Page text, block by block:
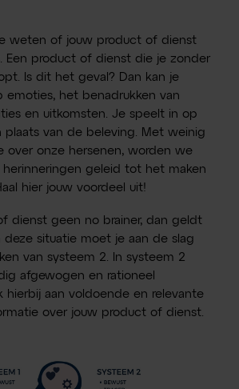
weten of jouw product of dienst
Een product of dienst die je zonder
Is dit het geval? Dan kan je
emoties, het benadrukken van
en uitkomsten. Je speelt in op
plaats van de beleving. Met weinig
over onze hersenen, worden we
geleid tot het maken
hier jouw voordeel uit!
dienst geen no brainer, dan geldt
deze situatie moet je aan de slag
van systeem 2. In systeem 2
afgewogen en rationeel
hierbij aan voldoende en relevante
over jouw product of dienst.